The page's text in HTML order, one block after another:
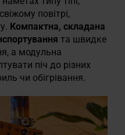
повітрі,
Компактна, складана
та швидке
а модульна
піч до різних
чи обігрівання.